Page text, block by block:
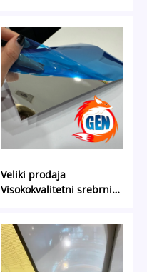
Veliki prodaja
Visokokvalitetni srebrni